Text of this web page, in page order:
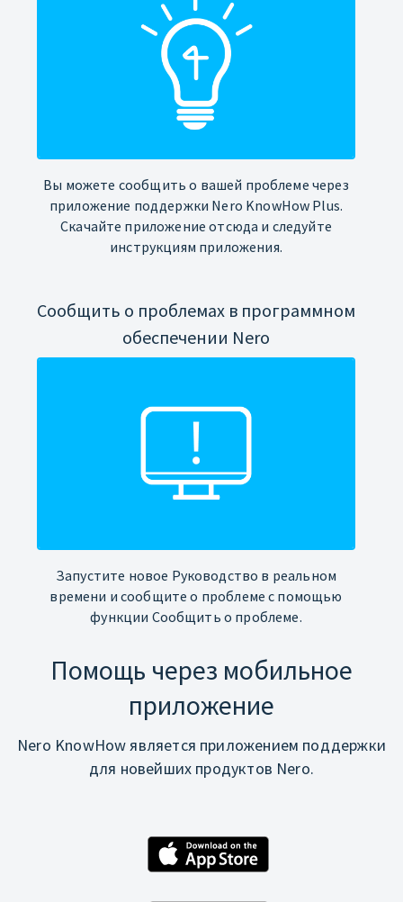
Вы можете сообщить о вашей проблеме через
приложение поддержки Nero KnowHow Plus.
Скачайте приложение отсюда и следуйте
инструкциям приложения.
Сообщить о проблемах в программном
обеспечении Nero
Запустите новое Руководство в реальном
времени и сообщите о проблеме с помощью
функции Сообщить о проблеме.
Помощь через мобильное
приложение
Nero KnowHow является приложением поддержки
для новейших продуктов Nero.